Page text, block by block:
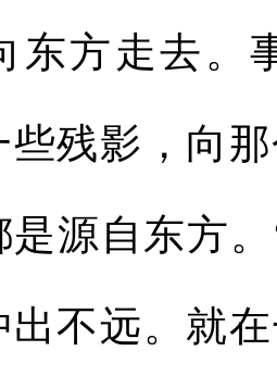
东方走去。
些残影，向
源自东方
出不远。就